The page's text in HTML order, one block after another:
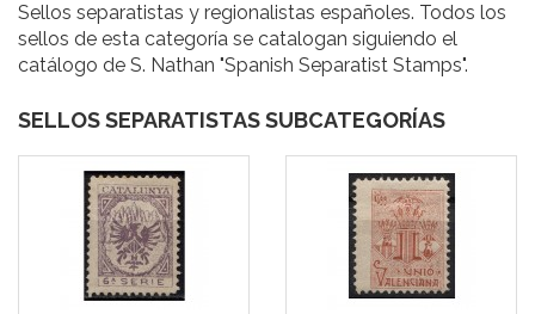
Sellos separatistas y regionalistas españoles. Todos los
sellos de esta categoría se catalogan siguiendo el
catálogo de S. Nathan "Spanish Separatist Stamps".
SELLOS SEPARATISTAS SUBCATEGORÍAS